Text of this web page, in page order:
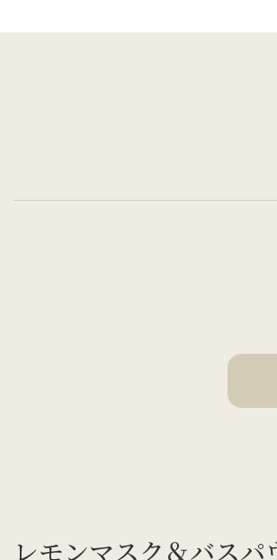
レモンマスク＆バスパ